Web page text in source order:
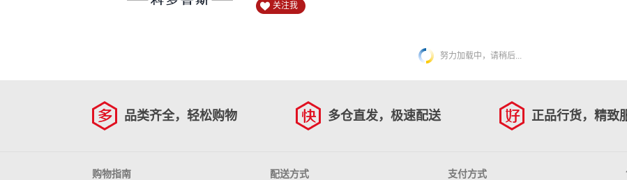
关注我
努力加载中，请稍后...
品类齐全，轻松购物 多仓直发，极速配送 正品行货，精致
购物指南 配送方式 支付方式